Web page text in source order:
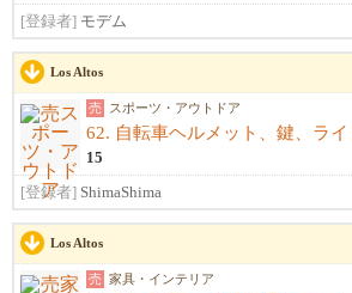
[登録者] モデム
Los Altos
売 スポーツ・アウトドア
62. 自転車ヘルメット、鍵、ライ
15
[登録者] ShimaShima
Los Altos
売 家具・インテリア